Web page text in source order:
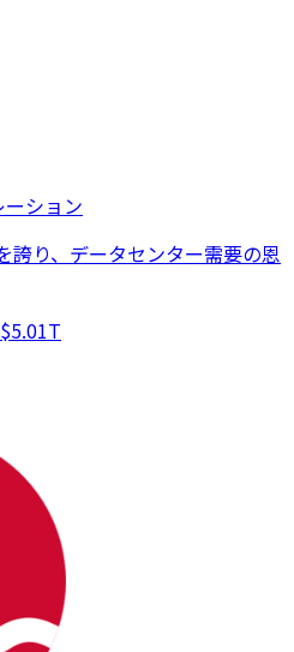
ション
誇り、データセンター需要の恩
$5.01T